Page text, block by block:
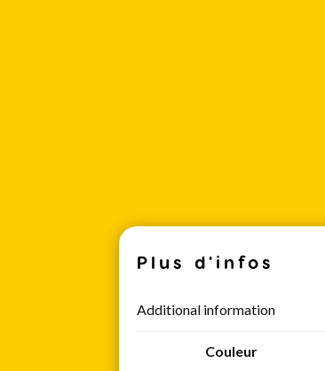
Plus d'infos
Additional information
Couleur